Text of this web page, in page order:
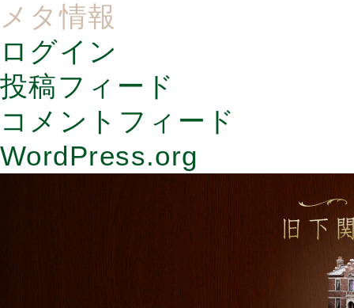
メタ情報
ログイン
投稿フィード
コメントフィード
WordPress.org